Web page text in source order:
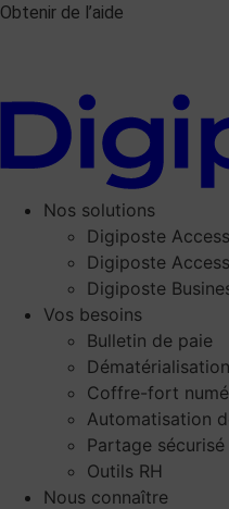
Obtenir de l’aide
Nos solutions
Digiposte Access
Digiposte
Digiposte
Vos besoins
Bulletin de paie
Coffre-fort
Automatisation
Partage sécurisé
Outils RH
Nous connaître